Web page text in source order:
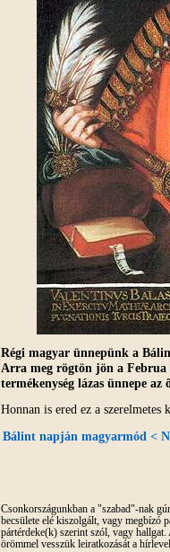
Régi magyar ünnepünk a
Arra meg rögtön jön a
termékenység lázas ünnepe
Honnan is ered ez a szerelmetes
Bálint napján magyarmód <
Csonkországunkban a "szabad"-nak
becsülete elé kiszolgált, vagy megbízó
pártérdeke(k) szerint szól, vagy
örömmel vesszük leiratkozását a